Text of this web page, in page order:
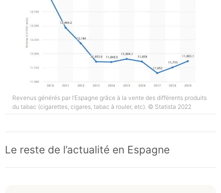
Revenus générés par l’Espagne grâce à la vente des différents produits
du tabac (cigarettes, cigares, tabac à rouler, etc). © Statista 2022
Le reste de l’actualité en Espagne